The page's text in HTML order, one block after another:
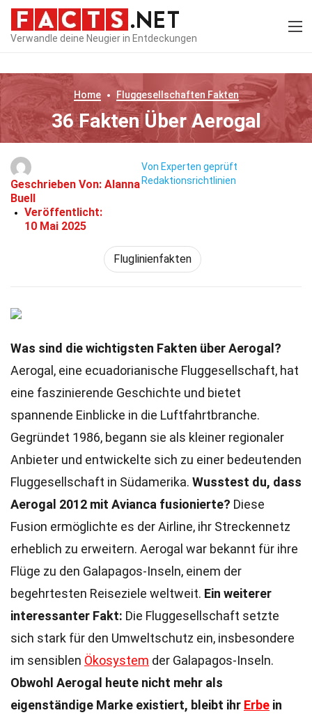
Verwandle deine Neugier in Entdeckungen
Home Fluggesellschaften Fakten
36 Fakten Über Aerogal
Geschrieben Von: Alanna
Buell
Veröffentlicht:
10 Mai 2025
Von Experten geprüft
Redaktionsrichtlinien
Fluglinienfakten
Was sind die wichtigsten Fakten über Aerogal?
Aerogal, eine ecuadorianische Fluggesellschaft, hat
eine faszinierende Geschichte und bietet
spannende Einblicke in die Luftfahrtbranche.
Gegründet 1986, begann sie als kleiner regionaler
Anbieter und entwickelte sich zu einer bedeutenden
Fluggesellschaft in Südamerika. Wusstest du, dass
Aerogal 2012 mit Avianca fusionierte? Diese
Fusion ermöglichte es der Airline, ihr Streckennetz
erheblich zu erweitern. Aerogal war bekannt für ihre
Flüge zu den Galapagos-Inseln, einem der
begehrtesten Reiseziele weltweit. Ein weiterer
interessanter Fakt: Die Fluggesellschaft setzte
sich stark für den Umweltschutz ein, insbesondere
im sensiblen Ökosystem der Galapagos-Inseln.
Obwohl Aerogal heute nicht mehr als
eigenständige Marke existiert, bleibt ihr Erbe in